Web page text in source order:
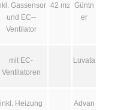
Gas­sensor
und EC-­
Ventilator
42 m2
Güntn
er
mit EC-
Ventilatoren
Luvata
inkl. Heizung
Advan